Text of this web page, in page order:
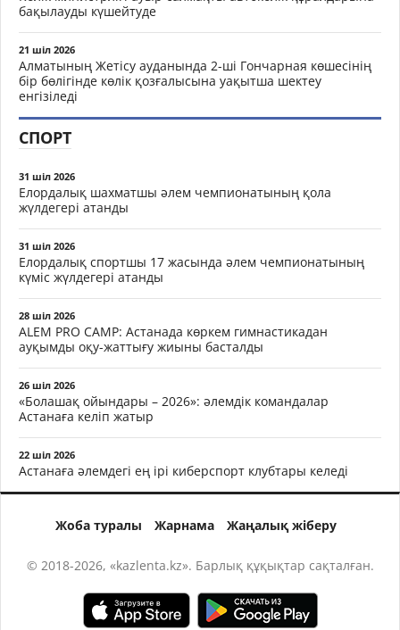
бақылауды күшейтуде
21 шіл 2026
Алматының Жетісу ауданында 2-ші Гончарная көшесінің
бір бөлігінде көлік қозғалысына уақытша шектеу
енгізіледі
СПОРТ
31 шіл 2026
Елордалық шахматшы әлем чемпионатының қола
жүлдегері атанды
31 шіл 2026
Елордалық спортшы 17 жасында әлем чемпионатының
күміс жүлдегері атанды
28 шіл 2026
ALEM PRO CAMP: Астанада көркем гимнастикадан
ауқымды оқу-жаттығу жиыны басталды
26 шіл 2026
«Болашақ ойындары – 2026»: әлемдік командалар
Астанаға келіп жатыр
22 шіл 2026
Астанаға әлемдегі ең ірі киберспорт клубтары келеді
Жоба туралы Жарнама Жаңалық жіберу
© 2018-2026, «kazlenta.kz». Барлық құқықтар сақталған.